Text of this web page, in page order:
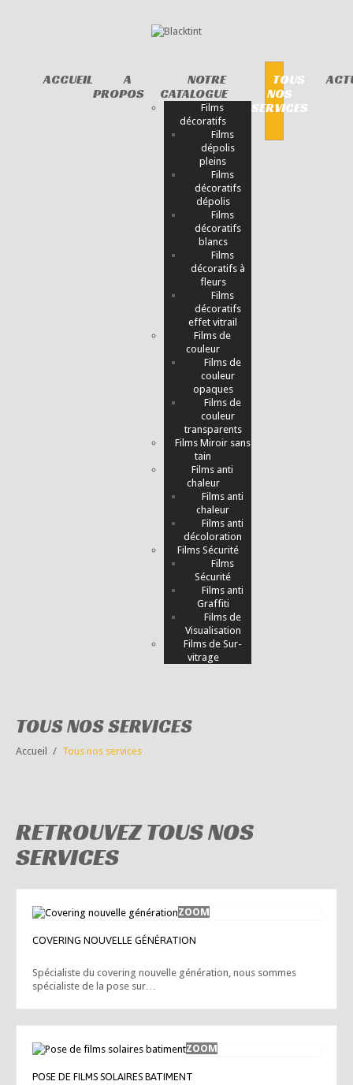
ACCUEIL
A
PROPOS
NOTRE
CATALOGUE
Films
décoratifs
Films
dépolis
pleins
Films
décoratifs
dépolis
Films
décoratifs
blancs
Films
décoratifs à
fleurs
Films
décoratifs
effet vitrail
Films de
couleur
Films de
couleur
opaques
Films de
couleur
transparents
Films Miroir sans
tain
Films anti
chaleur
Films anti
chaleur
Films anti
décoloration
Films Sécurité
Films
Sécurité
Films anti
Graffiti
Films de
Visualisation
Films de Sur-
vitrage
TOUS
NOS
SERVICES
TOUS NOS SERVICES
Accueil Tous nos services
RETROUVEZ TOUS NOS
SERVICES
COVERING NOUVELLE GÉNÉRATION
Spécialiste du covering nouvelle génération, nous sommes
spécialiste de la pose sur…
POSE DE FILMS SOLAIRES BATIMENT